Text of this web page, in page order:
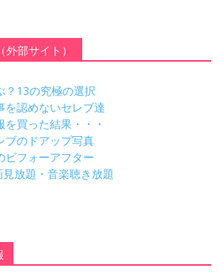
部サイト）
？13の究極の選択
を認めないセレブ達
を買った結果・・・
ブのドアップ写真
ビフォーアフター
放題・音楽聴き放題